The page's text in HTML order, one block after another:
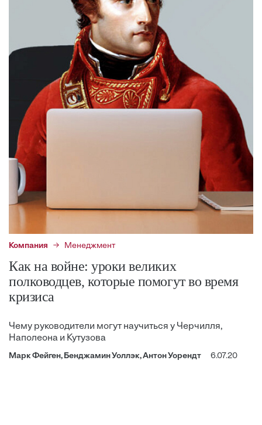
Компания Менеджмент
Как на войне: уроки великих
полководцев, которые помогут во время
кризиса
Чему руководители могут научиться у Черчилля,
Наполеона и Кутузова
Марк Фейген, Бенджамин Уоллэк, Антон Уорендт 6.07.20